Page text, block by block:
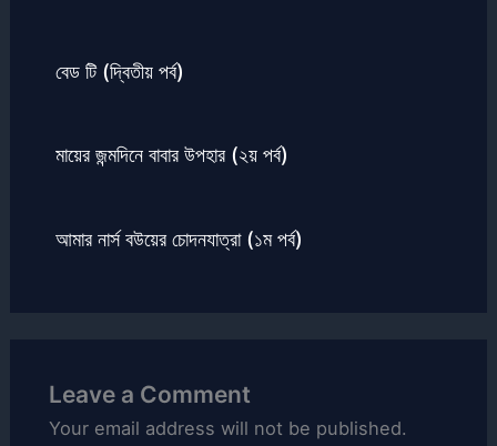
বেড টি (দ্বিতীয় পর্ব)
মায়ের জন্মদিনে বাবার উপহার (২য় পর্ব)
আমার নার্স বউয়ের চোদনযাত্রা (১ম পর্ব)
Leave a Comment
Your email address will not be published.